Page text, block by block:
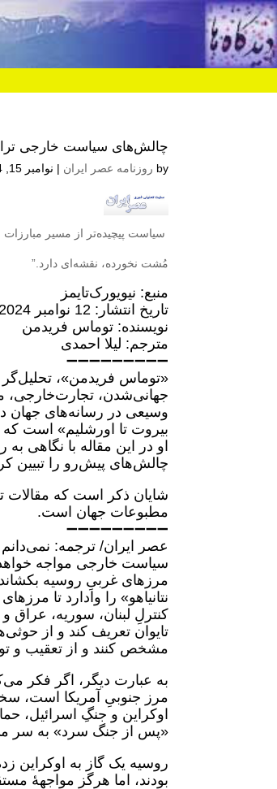
چالش‌های سیاست خارجی
by روزنامه عصر ایران | نوامبر 15, 2024 11:10 ب.ظ
سیاست پیچیده‌تر از مسیر
مُشت نخورده، نقشه‌‌ای دارد.”
منبع: نیویورک‌تایمز
تاریخ انتشار: 12 نوامبر 2024
نویسنده: توماس فریدمن
مترجم: لیلا احمدی
➖➖➖➖➖➖➖➖➖
«توماس فریدمن»،
جهانی‌شدن، تجارت‌خارجی،
بیروت تا اورشلیم» است
او در این مقاله با نگاهی
چالش‌های پیش‌‌رو را تبیین
شایان ذکر است که مقالات
مطبوعات جهان است.
➖➖➖➖➖➖➖➖➖
عصر ایران/ ترجمه:
سیاست خارجی مواجه خواهد
مرزهای غربیِ روسیه
نتانیاهو» را وادارد تا
کنترلِ لبنان، سوریه، عراق
تایوان تعریف کند و از
مشخص کنند و از تعقیب و
اوکراین و جنگِ اسرائیل،
«پس از جنگ سرد» به‌ سر
روسیه یک گاز به اوکراین
بودند، اما هرگز مواجهۀ